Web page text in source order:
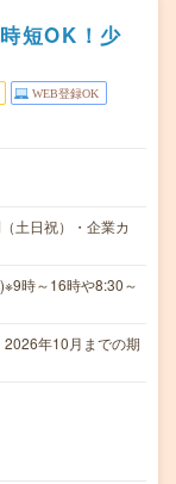
短OK！少
WEB登録OK
土日祝）・企業カ
時～16時や8:30～
年10月までの期